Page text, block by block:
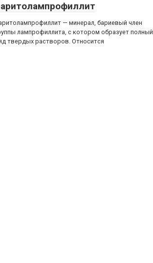
— минерал, бариевый член
лампрофиллита, с котором образует полный
твердых растворов. Относится